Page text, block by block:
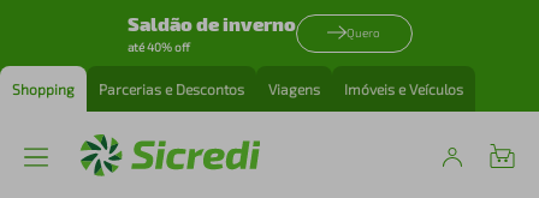
Saldão de inverno
até 40% off
Quero
Shopping Parcerias e Descontos Viagens Imóveis e Veículos